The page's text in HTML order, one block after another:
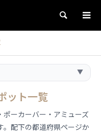
検索
▼
ット一覧
ーカーバー・アミューズ
。配下の都道府県ページか